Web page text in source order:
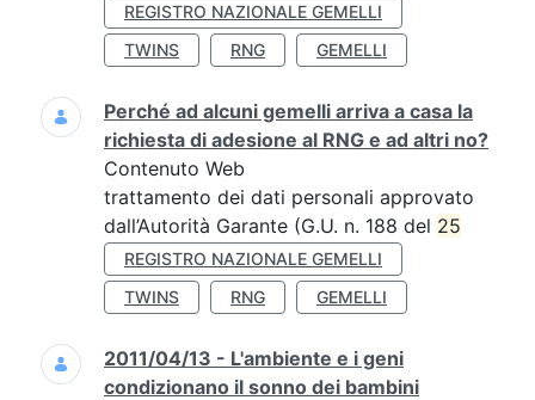
REGISTRO NAZIONALE GEMELLI
TWINS
RNG GEMELLI
Perché ad alcuni gemelli arriva a casa la
richiesta di adesione al RNG e ad altri no?
Contenuto Web
trattamento dei dati personali approvato
dall’Autorità Garante (G.U. n. 188 del 25
REGISTRO NAZIONALE GEMELLI
TWINS
RNG GEMELLI
2011/04/13 - L'ambiente e i geni
condizionano il sonno dei bambini